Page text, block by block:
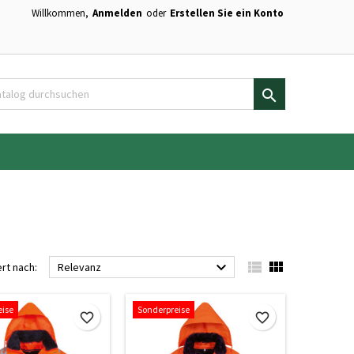
Willkommen, Anmelden oder Erstellen Sie ein Konto

nach: Relevanz   
favorite_border
Sonderpreise
favorite_border
×
×
×
×